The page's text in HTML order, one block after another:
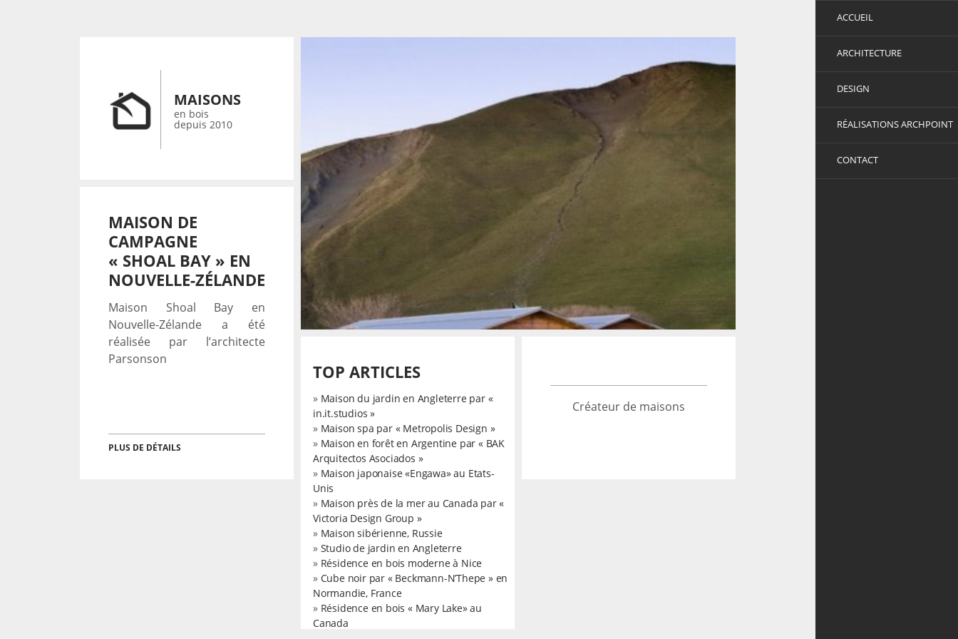
ACCUEIL
ARCHITECTURE
DESIGN
RÉALISATIONS ARCHPOINT
CONTACT
MAISONS
en bois
depuis 2010
MAISON DE
CAMPAGNE
« SHOAL BAY » EN
NOUVELLE-ZÉLANDE
Maison Shoal Bay en
Nouvelle-Zélande a été
réalisée par l’architecte
Parsonson
PLUS DE DÉTAILS
TOP ARTICLES
» Maison du jardin en Angleterre par «
in.it.studios »
» Maison spa par « Metropolis Design »
» Maison en forêt en Argentine par « BAK
Arquitectos Asociados »
» Maison japonaise «Engawa» au Etats-
Unis
» Maison près de la mer au Canada par «
Victoria Design Group »
» Maison sibérienne, Russie
» Studio de jardin en Angleterre
» Résidence en bois moderne à Nice
» Cube noir par « Beckmann-N’Thepe » en
Normandie, France
» Résidence en bois « Mary Lake» au
Canada
Créateur de maisons